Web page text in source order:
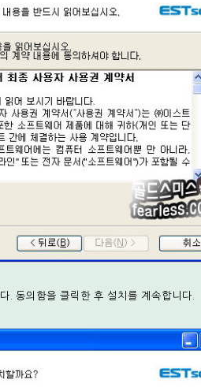
. 동의함을 클릭한 후 설치를 계속합니다.